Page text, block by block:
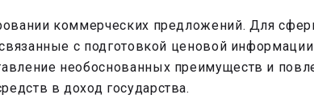
коммерческих предложений. Для
с подготовкой ценовой
необоснованных преимуществ и
в доход государства.